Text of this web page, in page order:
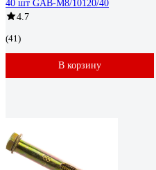
40 шт GAB-M8/10120/40
4.7
(41)
В корзину